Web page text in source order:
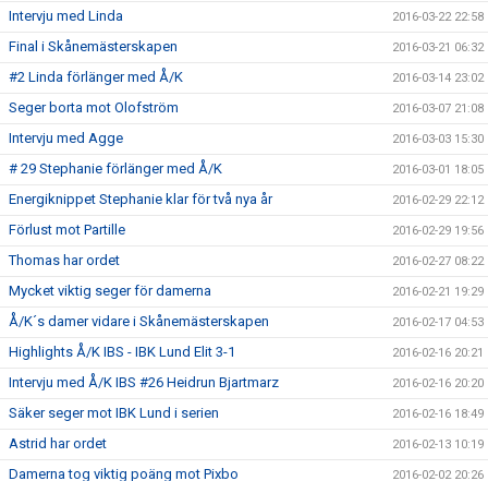
Intervju med Linda 2016-03-22 22:58
Final i Skånemästerskapen 2016-03-21 06:32
#2 Linda förlänger med Å/K 2016-03-14 23:02
Seger borta mot Olofström 2016-03-07 21:08
Intervju med Agge 2016-03-03 15:30
# 29 Stephanie förlänger med Å/K 2016-03-01 18:05
Energiknippet Stephanie klar för två nya år 2016-02-29 22:12
Förlust mot Partille 2016-02-29 19:56
Thomas har ordet 2016-02-27 08:22
Mycket viktig seger för damerna 2016-02-21 19:29
Å/K´s damer vidare i Skånemästerskapen 2016-02-17 04:53
Highlights Å/K IBS - IBK Lund Elit 3-1 2016-02-16 20:21
Intervju med Å/K IBS #26 Heidrun Bjartmarz 2016-02-16 20:20
Säker seger mot IBK Lund i serien 2016-02-16 18:49
Astrid har ordet 2016-02-13 10:19
Damerna tog viktig poäng mot Pixbo 2016-02-02 20:26